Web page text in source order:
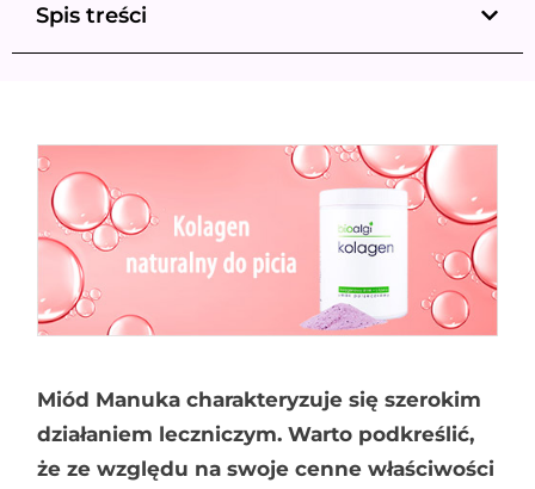
Spis treści
Miód Manuka charakteryzuje się szerokim
działaniem leczniczym. Warto podkreślić,
że ze względu na swoje cenne właściwości